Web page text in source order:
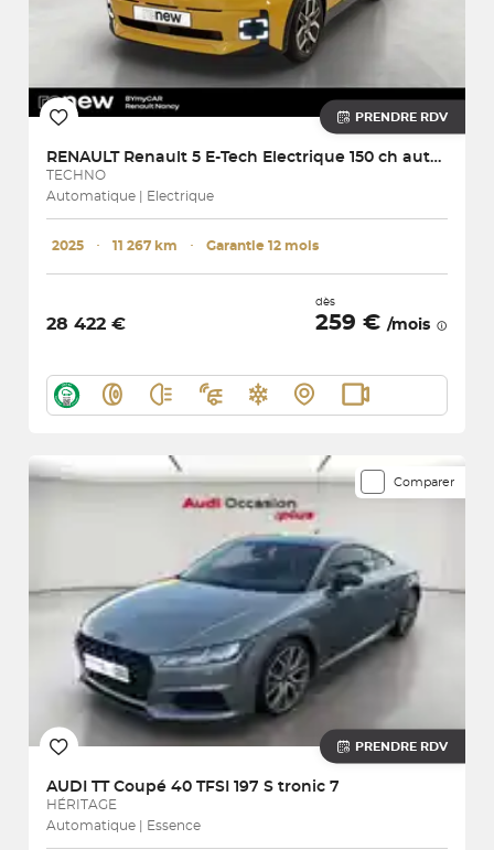
PRENDRE RDV
RENAULT Renault 5 E-Tech Electrique 150 ch autonomie confort
TECHNO
Automatique | Electrique
2025 ･ 11 267 km ･ Garantie 12 mois
28 422 €
dès
259 € /mois
Comparer
PRENDRE RDV
AUDI TT Coupé 40 TFSI 197 S tronic 7
HÉRITAGE
Automatique | Essence